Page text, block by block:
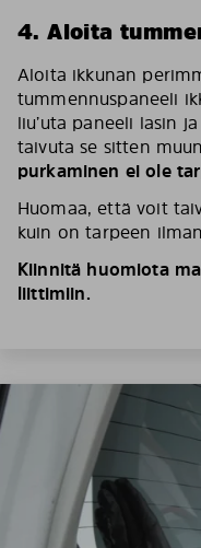
4. Aloita
Aloita ikkunan
tummennuspaneeli
liu’uta paneeli lasin
taivuta se sitten
purkaminen ei ole
Huomaa, että voit
kuin on tarpeen
Kiinnitä huomiota
liittimiin.